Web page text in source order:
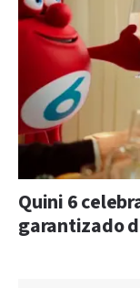
Quini 6
garantizado